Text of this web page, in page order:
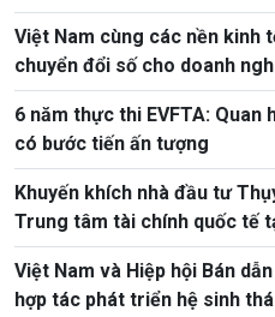
Việt Nam cùng các nền kinh
chuyển đổi số cho doanh
6 năm thực thi EVFTA: Quan
có bước tiến ấn tượng
Khuyến khích nhà đầu tư
Trung tâm tài chính quốc tế
Việt Nam và Hiệp hội Bán
hợp tác phát triển hệ sinh